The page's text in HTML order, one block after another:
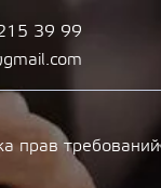
39 99
прав требований